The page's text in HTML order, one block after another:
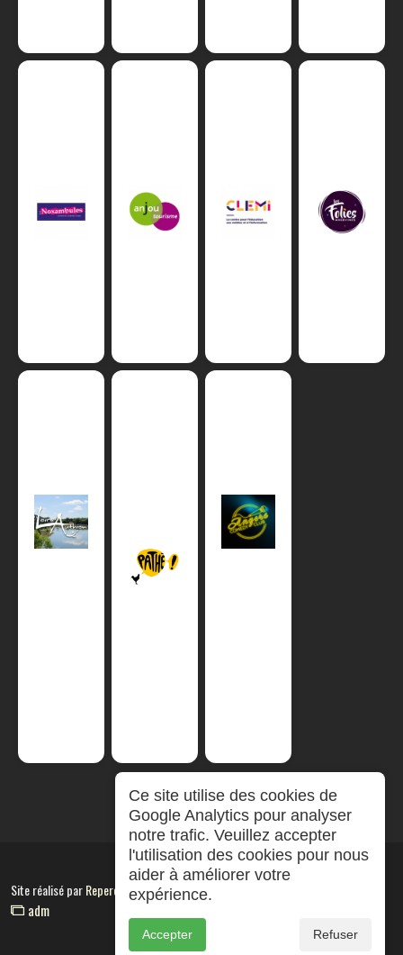
Site réalisé parRepereCom
adm
Ce site utilise des cookies de
Google Analytics pour analyser
notre trafic. Veuillez accepter
l'utilisation des cookies pour nous
aider à améliorer votre
expérience.
Accepter Refuser